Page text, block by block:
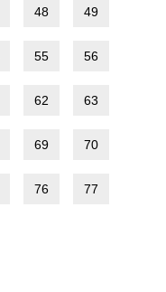
48 49
55 56
62 63
69 70
76 77